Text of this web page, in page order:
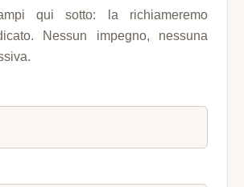
qui sotto: la richiameremo
Nessun impegno, nessuna